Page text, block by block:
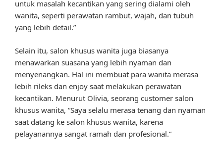
untuk masalah kecantikan yang sering dialami oleh
wanita, seperti perawatan rambut, wajah, dan tubuh
yang lebih detail.”
Selain itu, salon khusus wanita juga biasanya
menawarkan suasana yang lebih nyaman dan
menyenangkan. Hal ini membuat para wanita merasa
lebih rileks dan enjoy saat melakukan perawatan
kecantikan. Menurut Olivia, seorang customer salon
khusus wanita, “Saya selalu merasa tenang dan nyaman
saat datang ke salon khusus wanita, karena
pelayanannya sangat ramah dan profesional.”